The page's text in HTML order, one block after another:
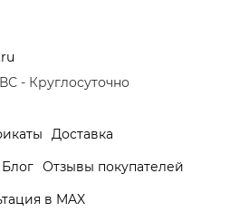
- Круглосуточно
Доставка
Блог Отзывы покупателей
в MAX